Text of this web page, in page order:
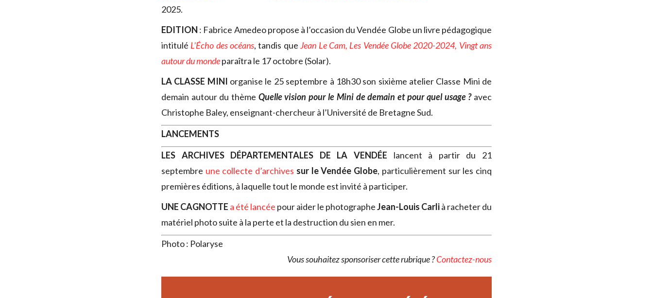
2025.
EDITION : Fabrice Amedeo propose à l’occasion du Vendée Globe un livre pédagogique
intitulé L’Écho des océans, tandis queJean Le Cam, Les Vendée Globe 2020-2024, Vingt ans
autour du mondeparaîtra le 17 octobre (Solar).
LA CLASSE MINI organise le 25 septembre à 18h30 son sixième atelier Classe Mini de
demain autour du thème Quelle vision pour le Mini de demain et pour quel usage ?avec
Christophe Baley, enseignant-chercheur à l’Université de Bretagne Sud.
LANCEMENTS
LES ARCHIVES DÉPARTEMENTALES DE LA VENDÉE lancent à partir du 21
septembre une collecte d’archives sur le Vendée Globe, particulièrement sur les cinq
premières éditions, à laquelle tout le monde est invité à participer.
UNE CAGNOTTE a été lancée pour aider le photographeJean-Louis Carlià racheter du
matériel photo suite à la perte et la destruction du sien en mer.
Photo : Polaryse
Vous souhaitez sponsoriser cette rubrique ?Contactez-nous